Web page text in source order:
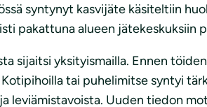
syntynyt kasvijäte käsiteltiin
pakattuna alueen jätekeskuksiin
sijaitsi yksityismailla. Ennen
tai puhelimitse syntyi
leviämistavoista. Uuden tiedon